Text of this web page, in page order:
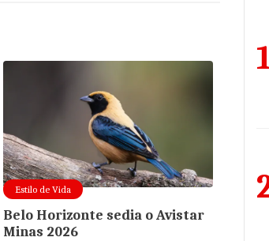
Estilo de Vida
Belo Horizonte sedia o Avistar
Minas 2026